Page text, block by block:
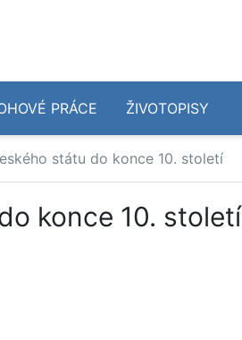
PRÁCE ŽIVOTOPISY
státu do konce 10. století
konce 10. století